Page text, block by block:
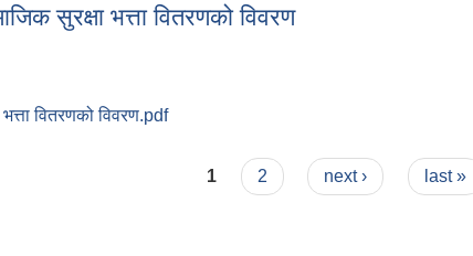
सुरक्षा भत्ता वितरणको विवरण
वितरणको विवरण.pdf
1 2 next › last »